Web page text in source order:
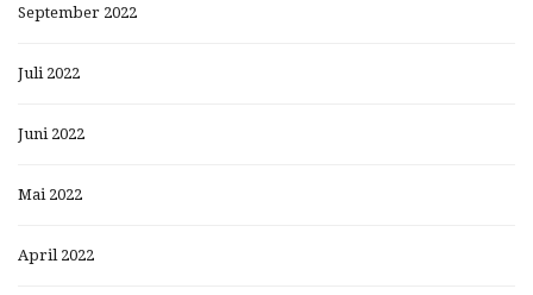
September 2022
Juli 2022
Juni 2022
Mai 2022
April 2022